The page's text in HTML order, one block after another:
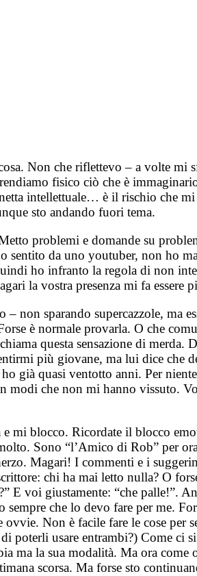
Non che riflettevo – a volte mi
fisico ciò che è
intellettuale… è il rischio che
sto andando fuori tema.
problemi e domande su
sentito da uno youtuber, non ho
ho infranto la regola di non
la vostra presenza mi fa essere
non sparando supercazzole, ma
è normale provarla. O che
questa sensazione di merda.
più giovane, ma lui dice che
già quasi ventotto anni. Per
modi che non mi hanno vissuto.
mi blocco. Ricordate il blocco
Sono “l’Amico di Rob” per
Magari! I commenti e i
chi ha mai letto nulla? O
voi giustamente: “che palle!”.
che lo devo fare per me.
Non è facile fare le cose per
usare entrambi?) Come ci si
ma la sua modalità. Ma ora
scorsa. Ma forse sto